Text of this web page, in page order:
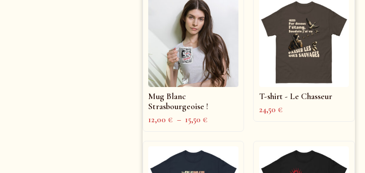
Mug Blanc
Strasbourgeoise !
12,00€ – 15,50€
T-shirt - Le Chasseur
24,50€